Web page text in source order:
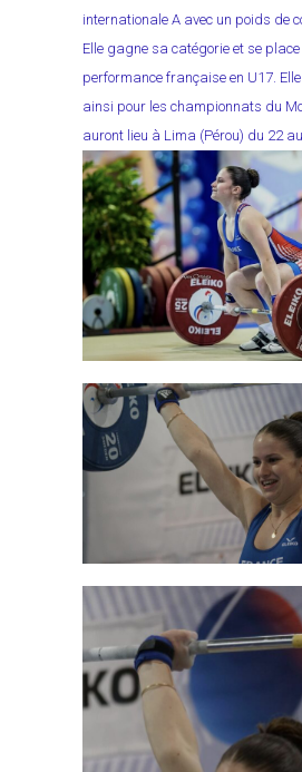
internationale A avec un poids de
Elle gagne sa catégorie et se place
performance française en U17.
ainsi pour les championnats du
auront lieu à Lima (Pérou) du 22